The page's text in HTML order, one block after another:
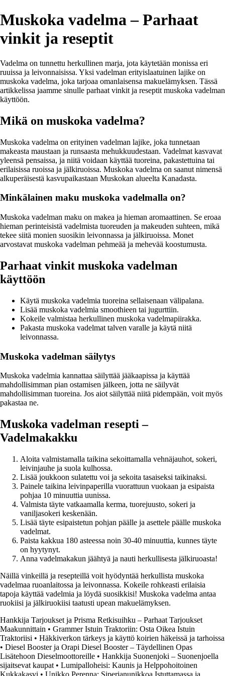
Muskoka vadelma – Parhaat
vinkit ja reseptit
Vadelma on tunnettu herkullinen marja, jota käytetään monissa eri
ruuissa ja leivonnaisissa. Yksi vadelman erityislaatuinen lajike on
muskoka vadelma, joka tarjoaa omanlaisensa makuelämyksen. Tässä
artikkelissa jaamme sinulle parhaat vinkit ja reseptit muskoka vadelman
käyttöön.
Mikä on muskoka vadelma?
Muskoka vadelma on erityinen vadelman lajike, joka tunnetaan
makeasta maustaan ja runsaasta mehukkuudestaan. Vadelmat kasvavat
yleensä pensaissa, ja niitä voidaan käyttää tuoreina, pakastettuina tai
erilaisissa ruoissa ja jälkiruoissa. Muskoka vadelma on saanut nimensä
alkuperäisestä kasvupaikastaan Muskokan alueelta Kanadasta.
Minkälainen maku muskoka vadelmalla on?
Muskoka vadelman maku on makea ja hieman aromaattinen. Se eroaa
hieman perinteisistä vadelmista tuoreuden ja makeuden suhteen, mikä
tekee siitä monien suosikin leivonnassa ja jälkiruoissa. Monet
arvostavat muskoka vadelman pehmeää ja mehevää koostumusta.
Parhaat vinkit muskoka vadelman
käyttöön
Käytä muskoka vadelmia tuoreina sellaisenaan välipalana.
Lisää muskoka vadelmia smoothieen tai jugurttiin.
Kokeile valmistaa herkullinen muskoka vadelmapiirakka.
Pakasta muskoka vadelmat talven varalle ja käytä niitä
leivonnassa.
Muskoka vadelman säilytys
Muskoka vadelmia kannattaa säilyttää jääkaapissa ja käyttää
mahdollisimman pian ostamisen jälkeen, jotta ne säilyvät
mahdollisimman tuoreina. Jos aiot säilyttää niitä pidempään, voit myös
pakastaa ne.
Muskoka vadelman resepti –
Vadelmakakku
Aloita valmistamalla taikina sekoittamalla vehnäjauhot, sokeri,
leivinjauhe ja suola kulhossa.
Lisää joukkoon sulatettu voi ja sekoita tasaiseksi taikinaksi.
Painele taikina leivinpaperilla vuorattuun vuokaan ja esipaista
pohjaa 10 minuuttia uunissa.
Valmista täyte vatkaamalla kerma, tuorejuusto, sokeri ja
vaniljasokeri keskenään.
Lisää täyte esipaistetun pohjan päälle ja asettele päälle muskoka
vadelmat.
Paista kakkua 180 asteessa noin 30-40 minuuttia, kunnes täyte
on hyytynyt.
Anna vadelmakakun jäähtyä ja nauti herkullisesta jälkiruoasta!
Näillä vinkeillä ja resepteillä voit hyödyntää herkullista muskoka
vadelmaa ruoanlaitossa ja leivonnassa. Kokeile rohkeasti erilaisia
tapoja käyttää vadelmia ja löydä suosikkisi! Muskoka vadelma antaa
ruokiisi ja jälkiruokiisi taatusti upean makuelämyksen.
Hankkija Tarjoukset ja Prisma Retkisuihku – Parhaat Tarjoukset
Maakunnittain • Grammer Istuin Traktoriin: Osta Oikea Istuin
Traktoriisi • Häkkiverkon tärkeys ja käyttö koirien häkeissä ja tarhoissa
• Diesel Booster ja Orapi Diesel Booster – Täydellinen Opas
Lisätehoon Dieselmoottoreille • Hankkija Suonenjoki – Suonenjoella
sijaitsevat kaupat • Lumipalloheisi: Kaunis ja Helppohoitoinen